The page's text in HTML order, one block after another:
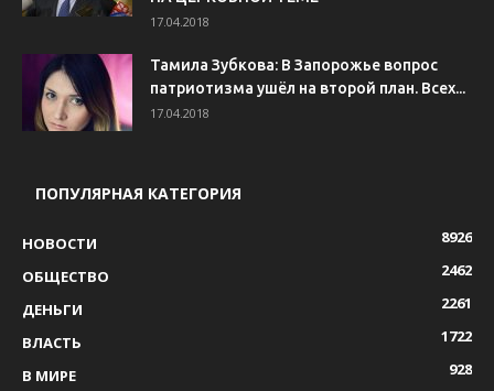
17.04.2018
Тамила Зубкова: В Запорожье вопрос
патриотизма ушёл на второй план. Всех...
17.04.2018
ПОПУЛЯРНАЯ КАТЕГОРИЯ
НОВОСТИ
8926
ОБЩЕСТВО
2462
ДЕНЬГИ
2261
ВЛАСТЬ
1722
В МИРЕ
928